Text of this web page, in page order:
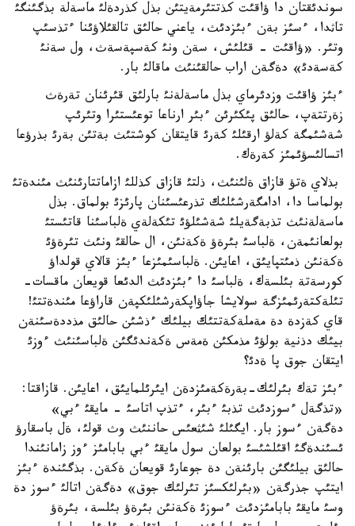
سوندئقتان دا ؤاقئت كذتتئرمةيتئن بذل كذردةلئ ماسةلة بذگئنگئ
تاثدا، ءسئز بةن ءبئزدئث، ياعني حالئق تالقئلاؤئنا ءتذسئپ
وتئر. «ؤاقئت - قئلئش، سةن ونئ كةسپةسةث، ول سةنئ
كةسةدئ» دةگةن اراب حالقئنئث ماقالئ بار.
ءبئز ؤاقئت وزدئرماي بذل ماسةلةنئ بارلئق قئرئنان تةرةث
زةرتتةپ، حالئق پئكئرئن ءبئر ارناعا توعئستئرا وتئرئپ
شةشئمگة كةلؤ ارقئلئ كةرئ قايتقان كوشتئث بةتئن بةرئ بذرؤعا
اتسالئسؤئمئز كةرةك.
بذلاي ةتؤ قازاق ةلئنئث، ذلتئ قازاق كذللئ ازاماتتارئنئث مئندةتئ
بولماسا دا، ادامگةرشئلئك تذرعئسئنان پارئزئ بولماق. بذل
ماسةلةنئث تذبةگةيلئ شةشئلؤئ تئكةلةي ةلباسئنا قاتئستئ
بولعانئمةن، ةلباسئ بئرةؤ ةكةنئن، ال حالقئ ونئث تئرةؤئ
ةكةنئن ذمئتپايئق، اعايئن. ةلباسئمئزعا ءبئز قالاي قولداؤ
كورسةتة بئلسةك، ةلباسئ دا ءبئزدئث الدئعا قويعان ماقسات-
تئلةكتةرئمئزگة سولايشا جاؤاپكةرشئلئكپةن قاراؤعا مئندةتتئ!
قاي كةزدة دة مةملةكةتتئك بيلئك ءذشئن حالئق مذددةسئنةن
بيئك دذنية بولؤئ مذمكئن ةمةس ةكةندئگئن ةلباسئنئث ءوزئ
ايتقان جوق پا ةدئ؟
ءبئز تةك بئرلئك-بةرةكةمئزدةن ايئرئلمايئق، اعايئن. قازاقتا:
«تذگةل ءسوزدئث تذبئ ءبئر، ءتذپ اتاسئ - مايقئ ءبي»
دةگةن ءسوز بار. ايگئلئ شئثعئس حاننئث وث قولئ، ةل باسقارؤ
ئسئندةگئ اقئلشئسئ بولعان سول مايقئ ءبي بابامئز ءوز زامانئندا
حالئق بيلئگئن بارئنةن دة جوعارئ قويعان ةكةن. بذگئندة ءبئز
ايتئپ جذرگةن «بئرلئكسئز تئرلئك جوق» دةگةن اتالئ ءسوز دة
وسئ مايقئ بابامئزدئث ءسوزئ ةكةنئن بئرةؤ بئلسة، بئرةؤ